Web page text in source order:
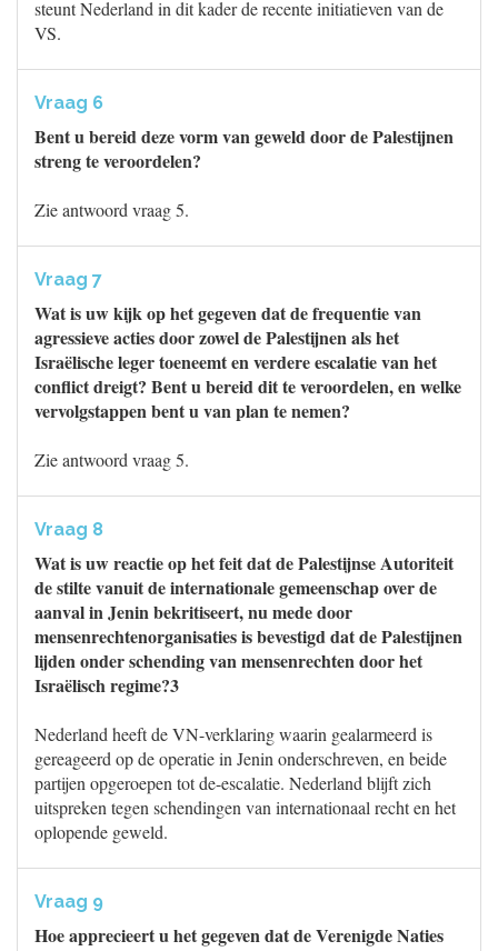
steunt Nederland in dit kader de recente initiatieven van de
VS.
Vraag 6
Bent u bereid deze vorm van geweld door de Palestijnen
streng te veroordelen?
Zie antwoord vraag 5.
Vraag 7
Wat is uw kijk op het gegeven dat de frequentie van
agressieve acties door zowel de Palestijnen als het
Israëlische leger toeneemt en verdere escalatie van het
conflict dreigt? Bent u bereid dit te veroordelen, en welke
vervolgstappen bent u van plan te nemen?
Zie antwoord vraag 5.
Vraag 8
Wat is uw reactie op het feit dat de Palestijnse Autoriteit
de stilte vanuit de internationale gemeenschap over de
aanval in Jenin bekritiseert, nu mede door
mensenrechtenorganisaties is bevestigd dat de Palestijnen
lijden onder schending van mensenrechten door het
Israëlisch regime?3
Nederland heeft de VN-verklaring waarin gealarmeerd is
gereageerd op de operatie in Jenin onderschreven, en beide
partijen opgeroepen tot de-escalatie. Nederland blijft zich
uitspreken tegen schendingen van internationaal recht en het
oplopende geweld.
Vraag 9
Hoe apprecieert u het gegeven dat de Verenigde Naties